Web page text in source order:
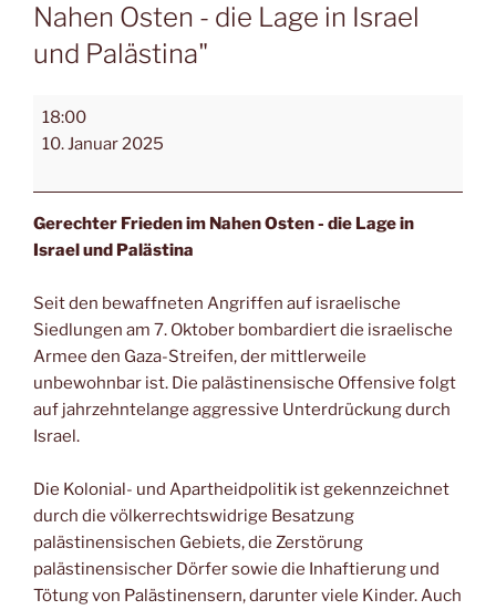
Nahen Osten - die Lage in Israel
und Palästina"
18:00
10. Januar 2025
Gerechter Frieden im Nahen Osten - die Lage in
Israel und Palästina
Seit den bewaffneten Angriffen auf israelische
Siedlungen am 7. Oktober bombardiert die israelische
Armee den Gaza-Streifen, der mittlerweile
unbewohnbar ist. Die palästinensische Offensive folgt
auf jahrzehntelange aggressive Unterdrückung durch
Israel.
Die Kolonial- und Apartheidpolitik ist gekennzeichnet
durch die völkerrechtswidrige Besatzung
palästinensischen Gebiets, die Zerstörung
palästinensischer Dörfer sowie die Inhaftierung und
Tötung von Palästinensern, darunter viele Kinder. Auch